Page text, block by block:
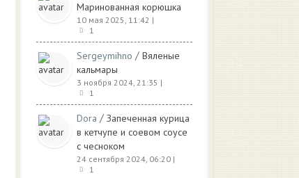
Маринованная корюшка
10 мая 2025, 11:42 |
1
Sergeymihno / Вяленые
кальмары
3 ноября 2024, 21:35 |
1
Dora / Запеченная курица
в кетчупе и соевом соусе
с чесноком
24 сентября 2024, 06:20 |
1